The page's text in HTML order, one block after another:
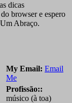
dicas
browser e espero
Abraço.
My Email: Email
Me
Profissão::
músico (à toa)